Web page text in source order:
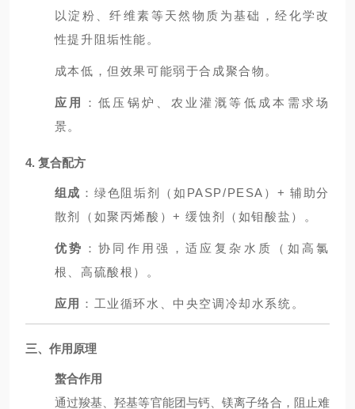
以淀粉、纤维素等天然物质为基础，经化学改
性提升阻垢性能。
成本低，但效果可能弱于合成聚合物。
应用
：低压锅炉、农业灌溉等低成本需求场
景。
4. 复合配方
组成 ：绿色阻垢剂（如PASP/PESA）+ 辅助分
散剂（如聚丙烯酸）+ 缓蚀剂（如钼酸盐）。
优势 ：协同作用强，适应复杂水质（如高氯
根、高硫酸根）。
应用 ：工业循环水、中央空调冷却水系统。
三、作用原理
螯合作用
通过羧基、羟基等官能团与钙、镁离子络合，阻止难